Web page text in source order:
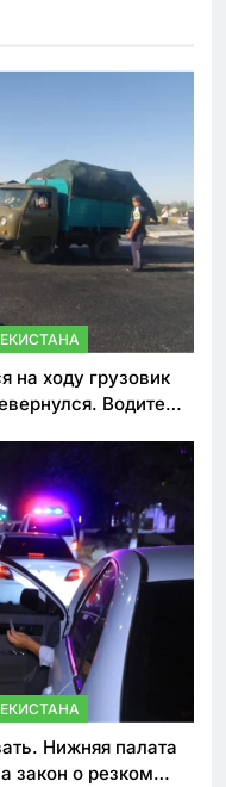
на ходу грузовик
Водитель
Нижняя палата
закон о резком